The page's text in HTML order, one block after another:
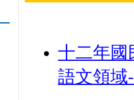
十二年國
語文領域